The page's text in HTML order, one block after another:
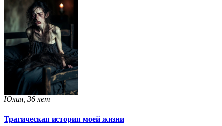
Юлия, 36 лет
Трагическая история моей жизни